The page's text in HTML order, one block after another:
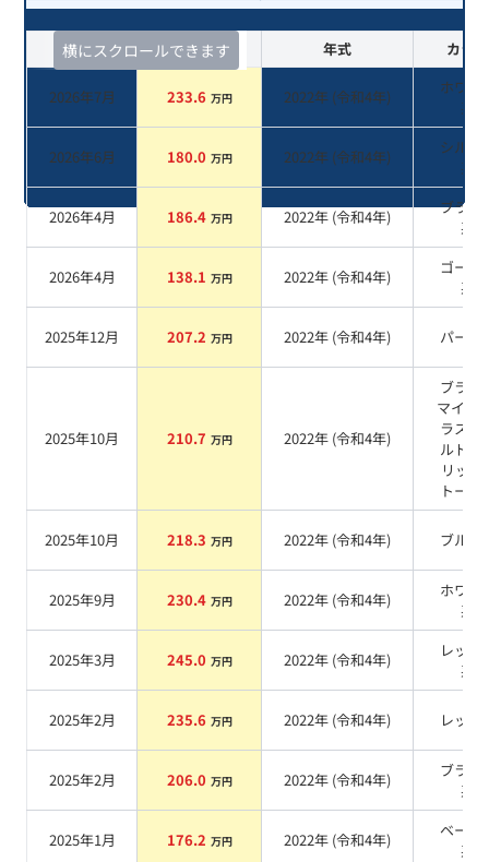
横にスクロールできます
査定時期 セルカ実績 年式 カラー
2026年7月 233.6 万円 2022年 (令和4年)
ホワイ
系
2026年6月 180.0 万円 2022年 (令和4年)
シルバ
系
2026年4月 186.4 万円 2022年 (令和4年)
ブラッ
系
2026年4月 138.1 万円 2022年 (令和4年)
ゴール
系
2025年12月 207.2 万円 2022年 (令和4年) パール
2025年10月 210.7 万円 2022年 (令和4年)
ブラッ
マイカ/
ラスゴ
ルドメ
リック
トーン
2025年10月 218.3 万円 2022年 (令和4年) ブルー
2025年9月 230.4 万円 2022年 (令和4年)
ホワイ
系
2025年3月 245.0 万円 2022年 (令和4年)
レッ
系
2025年2月 235.6 万円 2022年 (令和4年) レッド
2025年2月 206.0 万円 2022年 (令和4年)
ブラッ
系
2025年1月 176.2 万円 2022年 (令和4年)
ベージ
系